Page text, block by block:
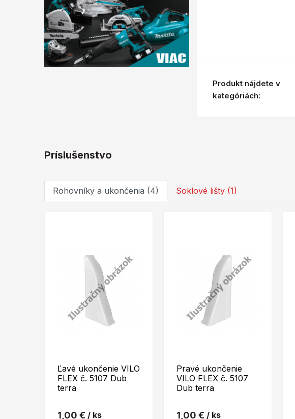
Produkt nájdete v
kategóriách:
Príslušenstvo
Rohovníky a ukončenia (4) Soklové lišty (1)
Ľavé ukončenie VILO
FLEX č. 5107 Dub
terra
1,00 € / ks
Pravé ukončenie
VILO FLEX č. 5107
Dub terra
1,00 € / ks